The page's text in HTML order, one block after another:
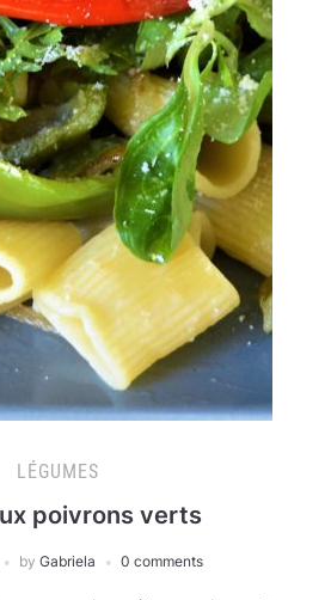
LÉGUMES
poivrons verts
by Gabriela 0 comments